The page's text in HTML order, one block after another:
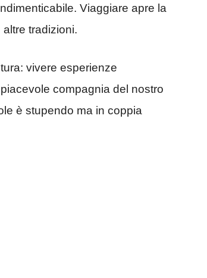
Viaggiare apre la
tradizioni.
vivere esperienze
compagnia del nostro
è stupendo ma in coppia